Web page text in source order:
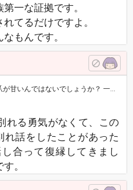
一な証拠です。
てるだけですよ。
もんです。
まれたなら探偵雇って泳がされ、慰謝料と会社にいれなくなりますから男は浅…
れる勇気がなくて、この
話をしたことがあった
合って復縁してきまし
。